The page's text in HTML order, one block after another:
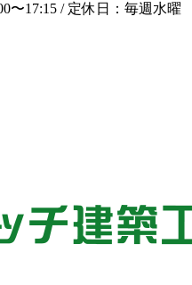
〜17:15 / 定休日：毎週水曜